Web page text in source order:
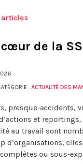
articles
cœur de la
: ACTUALITÉ DES
presque-accidents,
et reportings,
au travail sont
d’organisations,
ou sous-